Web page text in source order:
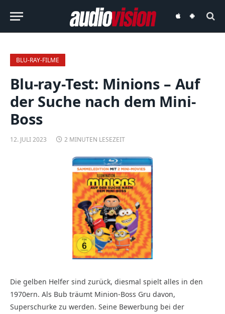
audiovisionaudiovision
BLU-RAY-FILME
Blu-ray-Test: Minions – Auf
der Suche nach dem Mini-
Boss
12. JULI 2023 2 MINUTEN LESEZEIT
Die gelben Helfer sind zurück, diesmal spielt alles in den
1970ern. Als Bub träumt Minion-Boss Gru davon,
Superschurke zu werden. Seine Bewerbung bei der